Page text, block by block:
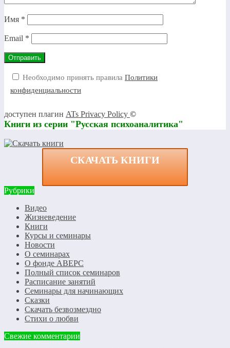
Имя *
Email *
Необходимо принять правила Политики
конфиденциальности
доступен плагин ATs Privacy Policy ©
Книги из серии "Русская психоаналитика"
СКАЧАТЬ КНИГИ
Рубрики
Видео
Жизневедение
Книги
Курсы и семинары
Новости
О семинарах
О фонде АВЕРС
Полный список семинаров
Расписание занятий
Семинары для начинающих
Сказки
Скачать безвозмездно
Стихи о любви
Свежие комментарии